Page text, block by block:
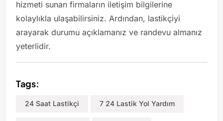
hizmeti sunan firmaların iletişim bilgilerine
kolaylıkla ulaşabilirsiniz. Ardından, lastikçiyi
arayarak durumu açıklamanız ve randevu almanız
yeterlidir.
Tags:
24 Saat Lastikçi 7 24 Lastik Yol Yardım